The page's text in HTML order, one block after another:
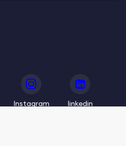
Instagram linkedin